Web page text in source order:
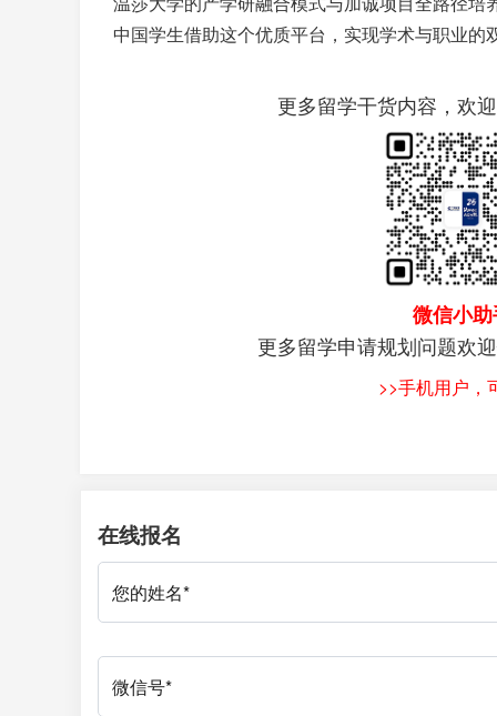
中国学生借助这个优质平台，实现学术与职业的
更多留学干货内容，欢
微信小
更多留学申请规划问题欢迎
>>手机用户，
在线报名